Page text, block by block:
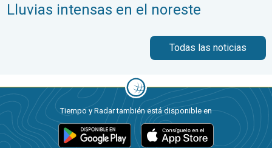
Lluvias intensas en el noreste
Todas las noticias
Tiempo y Radar también está disponible en